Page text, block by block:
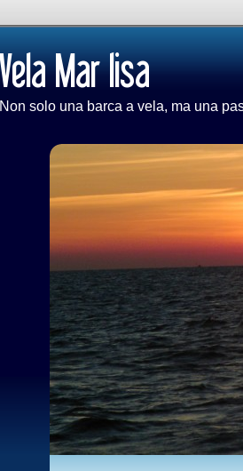
Non solo una barca a vela, ma una